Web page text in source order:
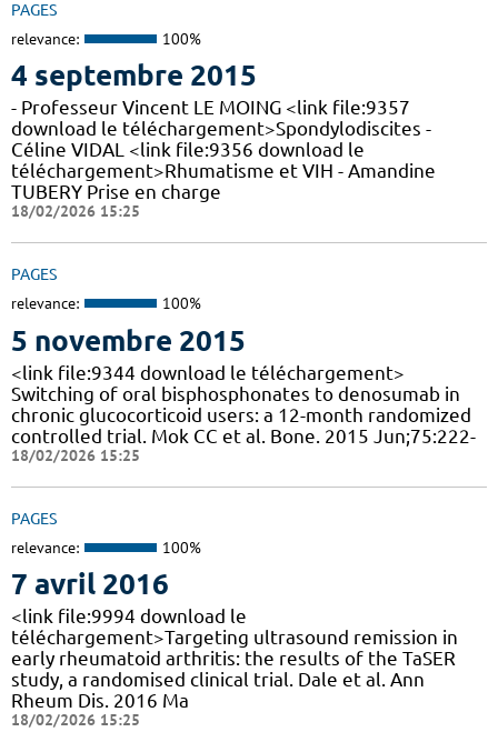
PAGES
relevance: 100%
4 septembre 2015
- Professeur Vincent LE MOING <link file:9357
download le téléchargement>Spondylodiscites -
Céline VIDAL <link file:9356 download le
téléchargement>Rhumatisme et VIH - Amandine
TUBERY Prise en charge
18/02/2026 15:25
PAGES
relevance: 100%
5 novembre 2015
<link file:9344 download le téléchargement>
Switching of oral bisphosphonates to denosumab in
chronic glucocorticoid users: a 12-month randomized
controlled trial. Mok CC et al. Bone. 2015 Jun;75:222-
18/02/2026 15:25
PAGES
relevance: 100%
7 avril 2016
<link file:9994 download le
téléchargement>Targeting ultrasound remission in
early rheumatoid arthritis: the results of the TaSER
study, a randomised clinical trial. Dale et al. Ann
Rheum Dis. 2016 Ma
18/02/2026 15:25